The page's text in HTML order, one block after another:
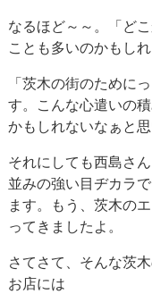
なるほど～～。「ど
ことも多いのかもしれ
「茨木の街のために
す。こんな心遣いの
かもしれないなぁと思
それにしても西島さ
並みの強い目ヂカラ
ます。もう、茨木の
ってきましたよ。
さてさて、そんな茨
お店には